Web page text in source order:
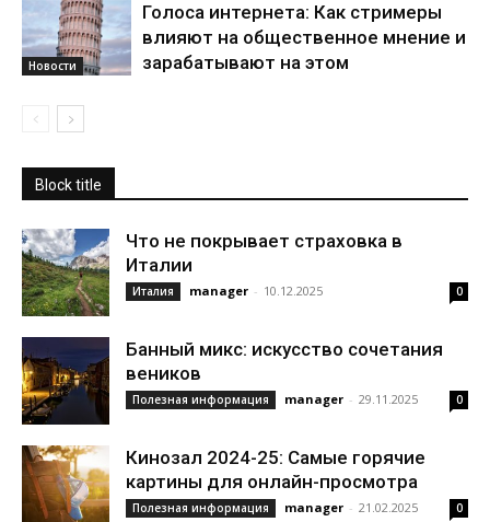
Новости
Голоса интернета: Как стримеры
влияют на общественное мнение и
зарабатывают на этом
Block title
Что не покрывает страховка в
Италии
Италия manager - 10.12.2025 0
Банный микс: искусство сочетания
веников
Полезная информация manager - 29.11.2025 0
Кинозал 2024-25: Самые горячие
картины для онлайн-просмотра
Полезная информация manager - 21.02.2025 0